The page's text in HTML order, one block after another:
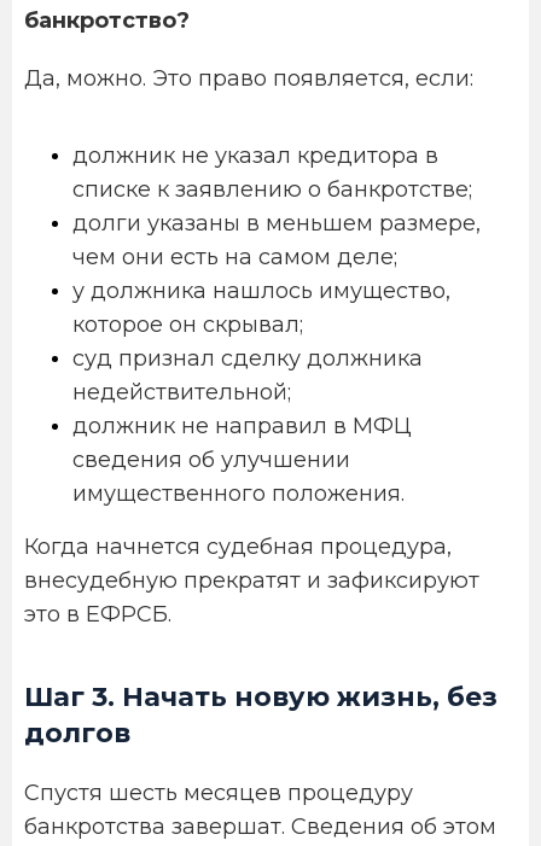
банкротство?
Да, можно. Это право появляется, если:
должник не указал кредитора в
списке к заявлению о банкротстве;
долги указаны в меньшем размере,
чем они есть на самом деле;
у должника нашлось имущество,
которое он скрывал;
суд признал сделку должника
недействительной;
должник не направил в МФЦ
сведения об улучшении
имущественного положения.
Когда начнется судебная процедура,
внесудебную прекратят и зафиксируют
это в ЕФРСБ.
Шаг 3. Начать новую жизнь, без
долгов
Спустя шесть месяцев процедуру
банкротства завершат. Сведения об этом